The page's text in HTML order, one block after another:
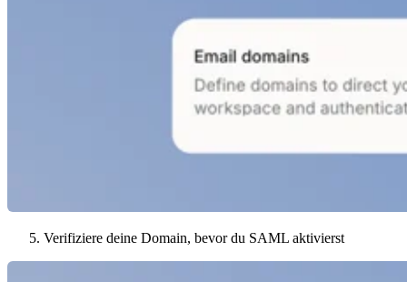
Verifiziere deine Domain, bevor du SAML aktivierst